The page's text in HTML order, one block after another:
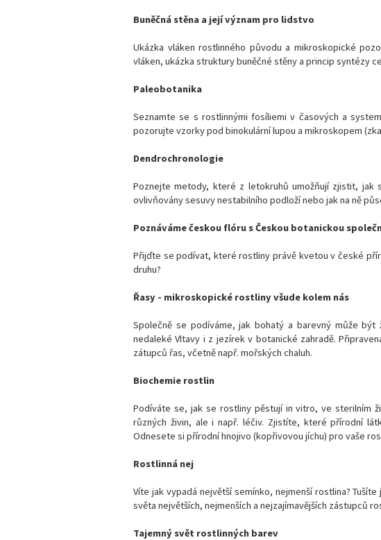
Buněčná stěna a její význam pro lidstvo
Ukázka vláken rostlinného původu a mikroskopické
vláken, ukázka struktury buněčné stěny a princip syntézy
Paleobotanika
Seznamte se s rostlinnými fosíliemi v časových a
pozorujte vzorky pod binokulární lupou a mikroskopem
Dendrochronologie
Poznejte metody, které z letokruhů umožňují zjistit, jak
ovlivňovány sesuvy nestabilního podloží nebo jak na ně
Poznáváme českou flóru s Českou botanickou
Přijďte se podívat, které rostliny právě kvetou v české
druhu?
Řasy - mikroskopické rostliny všude kolem nás
Společně se podíváme, jak bohatý a barevný může
nedaleké Vltavy i z jezírek v botanické zahradě.
zátupců řas, včetně např. mořských chaluh.
Biochemie rostlin
Podíváte se, jak se rostliny pěstují in vitro, ve sterilním
různých živin, ale i např. léčiv. Zjistíte, které přírodní
Odnesete si přírodní hnojivo (kopřivovou jíchu) pro vaše
Rostlinná nej
Víte jak vypadá největší semínko, nejmenší rostlina?
světa největších, nejmenších a nejzajímavějších zástupců
Tajemný svět rostlinných barev